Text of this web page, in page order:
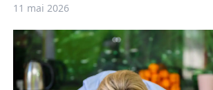
11 mai 2026